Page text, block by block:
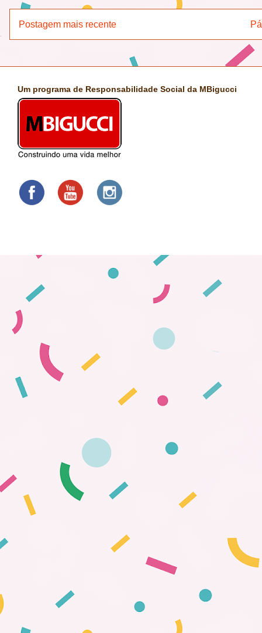
Postagem mais recente
Um programa de Responsabilidade Social da MBigucci